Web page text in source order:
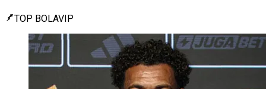
TOP BOLAVIP